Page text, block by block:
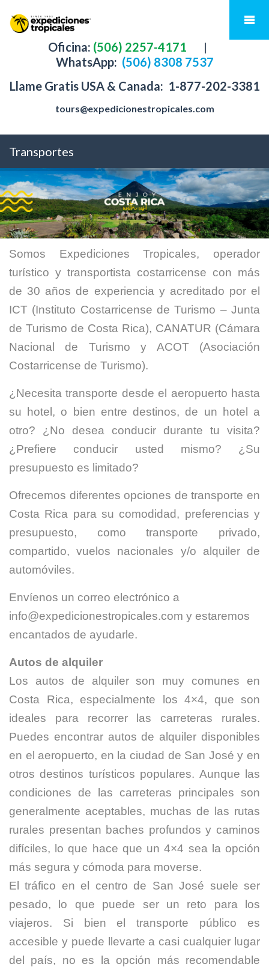
Oficina: (506) 2257-4171
|
WhatsApp: (506) 8308 7537
Llame Gratis USA & Canada: 1-877-202-3381
tours@expedicionestropicales.com
Transportes
Somos Expediciones Tropicales, operador
turístico y transportista costarricense con más
de 30 años de experiencia y acreditado por el
ICT (Instituto Costarricense de Turismo – Junta
de Turismo de Costa Rica), CANATUR (Cámara
Nacional de Turismo y ACOT (Asociación
Costarricense de Turismo).
¿Necesita transporte desde el aeropuerto hasta
su hotel, o bien entre destinos, de un hotel a
otro? ¿No desea conducir durante tu visita?
¿Prefiere conducir usted mismo? ¿Su
presupuesto es limitado?
Ofrecemos diferentes opciones de transporte en
Costa Rica para su comodidad, preferencias y
presupuesto, como transporte privado,
compartido, vuelos nacionales y/o alquiler de
automóviles.
Envíenos un correo electrónico a
info@expedicionestropicales.com y estaremos
encantados de ayudarle.
Autos de alquiler
Los autos de alquiler son muy comunes en
Costa Rica, especialmente los 4×4, que son
ideales para recorrer las carreteras rurales.
Puedes encontrar autos de alquiler disponibles
en el aeropuerto, en la ciudad de San José y en
otros destinos turísticos populares. Aunque las
condiciones de las carreteras principales son
generalmente aceptables, muchas de las rutas
rurales presentan baches profundos y caminos
difíciles, lo que hace que un 4×4 sea la opción
más segura y cómoda para moverse.
El tráfico en el centro de San José suele ser
pesado, lo que puede ser un reto para los
viajeros. Si bien el transporte público es
accesible y puede llevarte a casi cualquier lugar
del país, no es la opción más recomendable